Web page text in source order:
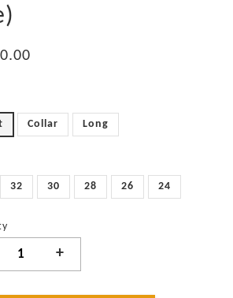
Collar Long
32 30 28 26 24
+